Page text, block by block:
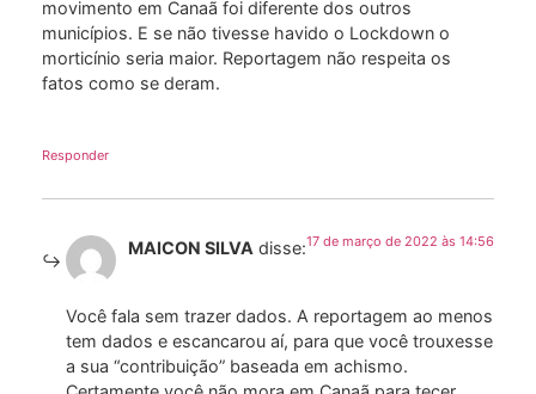
movimento em Canaã foi diferente dos outros
municípios. E se não tivesse havido o Lockdown o
morticínio seria maior. Reportagem não respeita os
fatos como se deram.
Responder
MAICON SILVA disse:17 de março de 2022 às 14:56
Você fala sem trazer dados. A reportagem ao menos
tem dados e escancarou aí, para que você trouxesse
a sua “contribuição” baseada em achismo.